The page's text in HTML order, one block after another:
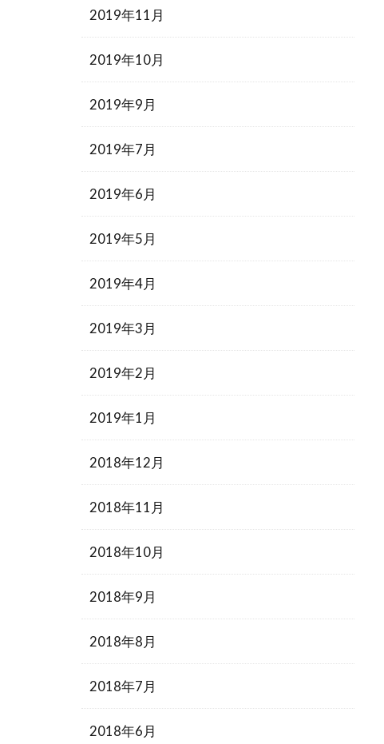
2019年11月
2019年10月
2019年9月
2019年7月
2019年6月
2019年5月
2019年4月
2019年3月
2019年2月
2019年1月
2018年12月
2018年11月
2018年10月
2018年9月
2018年8月
2018年7月
2018年6月